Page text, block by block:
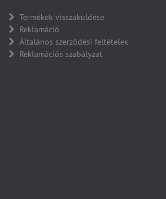
Termékek visszaküldése
Reklamáció
Általános szerződési feltételek
Reklamációs szabályzat